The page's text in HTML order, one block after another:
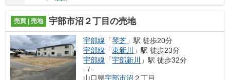
売買 | 売地 宇部市沼２丁目の売地
宇部線 「琴芝 」駅 徒歩20分
宇部線 「東新川
」駅 徒歩23分
宇部線 「宇部新川
」駅 徒歩32分
- / -
山口県宇部市沼 ２丁目